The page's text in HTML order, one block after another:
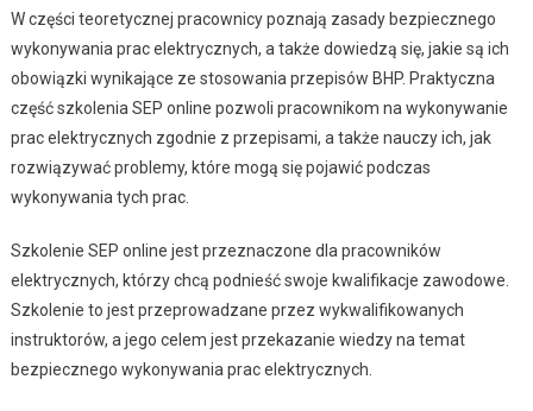
W części teoretycznej pracownicy poznają zasady bezpiecznego
wykonywania prac elektrycznych, a także dowiedzą się, jakie są ich
obowiązki wynikające ze stosowania przepisów BHP. Praktyczna
część szkolenia SEP online pozwoli pracownikom na wykonywanie
prac elektrycznych zgodnie z przepisami, a także nauczy ich, jak
rozwiązywać problemy, które mogą się pojawić podczas
wykonywania tych prac.
Szkolenie SEP online jest przeznaczone dla pracowników
elektrycznych, którzy chcą podnieść swoje kwalifikacje zawodowe.
Szkolenie to jest przeprowadzane przez wykwalifikowanych
instruktorów, a jego celem jest przekazanie wiedzy na temat
bezpiecznego wykonywania prac elektrycznych.